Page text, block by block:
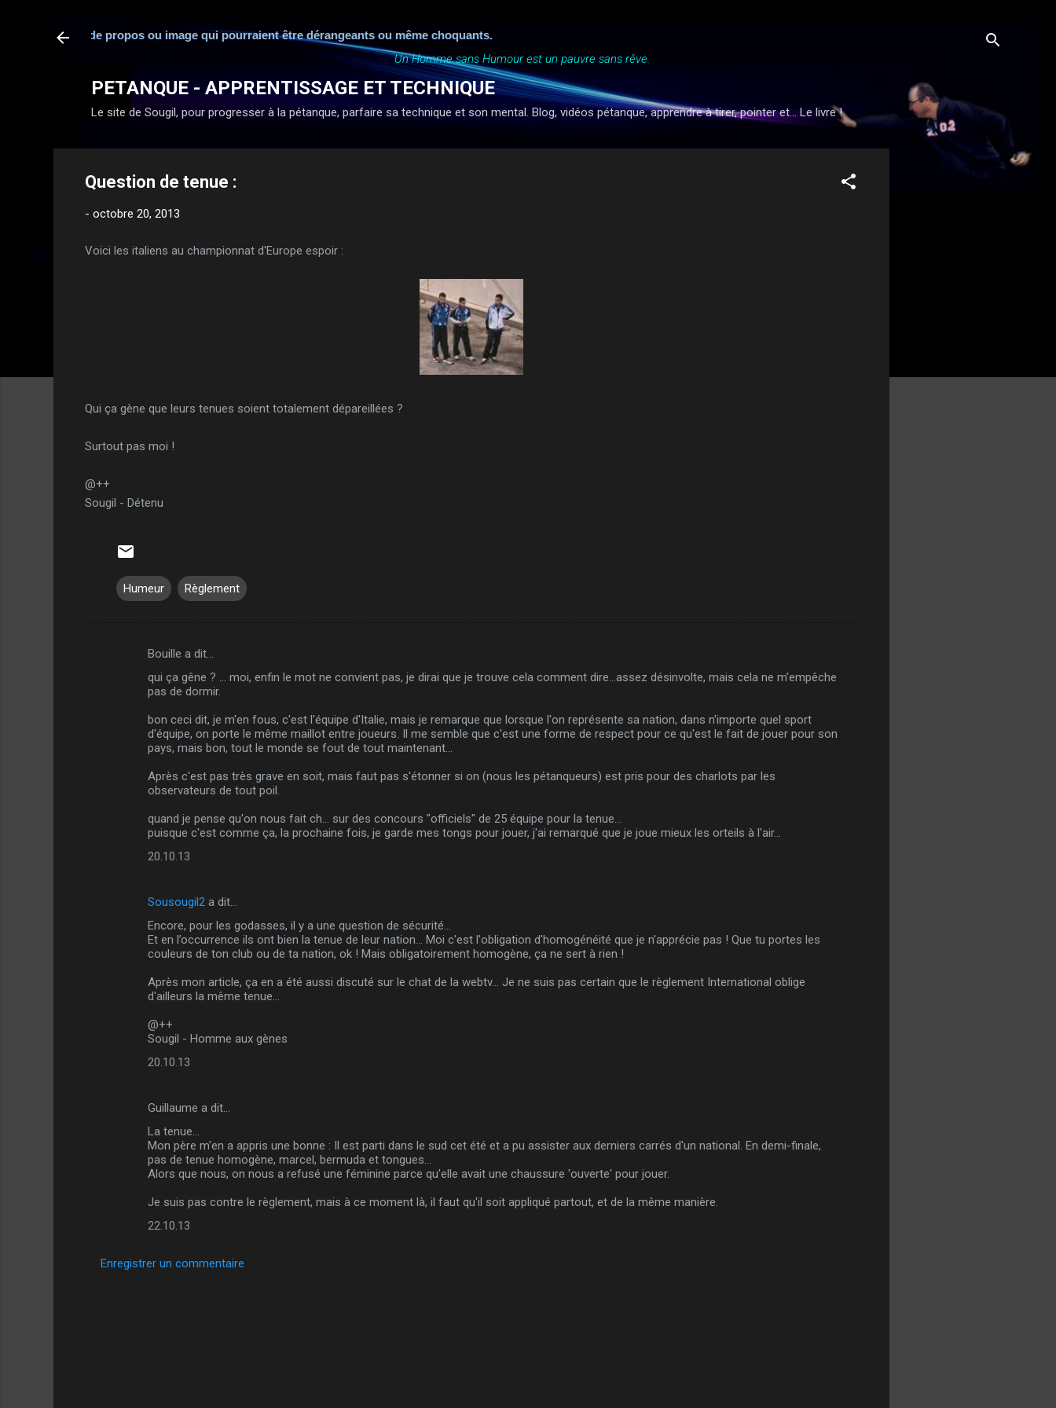
cas de propos ou image qui pourraient être dérangeants ou même choquants.
Un Homme sans Humour est un pauvre sans rêve.
PETANQUE - APPRENTISSAGE ET TECHNIQUE
Le site de Sougil, pour progresser à la pétanque, parfaire sa technique et son mental. Blog, vidéos pétanque, apprendre à tirer, pointer et... Le livre !
Question de tenue :
- octobre 20, 2013
Voici les italiens au championnat d'Europe espoir :
Qui ça gène que leurs tenues soient totalement dépareillées ?
Surtout pas moi !
@++
Sougil - Détenu
Humeur Règlement
Bouille a dit…
qui ça gêne ? ... moi, enfin le mot ne convient pas, je dirai que je trouve cela comment dire...assez désinvolte, mais cela ne m'empêche
pas de dormir.
bon ceci dit, je m'en fous, c'est l'équipe d'Italie, mais je remarque que lorsque l'on représente sa nation, dans n'importe quel sport
d'équipe, on porte le même maillot entre joueurs. Il me semble que c'est une forme de respect pour ce qu'est le fait de jouer pour son
pays, mais bon, tout le monde se fout de tout maintenant...
Après c'est pas très grave en soit, mais faut pas s'étonner si on (nous les pétanqueurs) est pris pour des charlots par les
observateurs de tout poil.
quand je pense qu'on nous fait ch... sur des concours "officiels" de 25 équipe pour la tenue...
puisque c'est comme ça, la prochaine fois, je garde mes tongs pour jouer, j'ai remarqué que je joue mieux les orteils à l'air...
20.10.13
Sousougil2 a dit…
Encore, pour les godasses, il y a une question de sécurité...
Et en l’occurrence ils ont bien la tenue de leur nation... Moi c'est l'obligation d'homogénéité que je n'apprécie pas ! Que tu portes les
couleurs de ton club ou de ta nation, ok ! Mais obligatoirement homogène, ça ne sert à rien !
Après mon article, ça en a été aussi discuté sur le chat de la webtv... Je ne suis pas certain que le règlement International oblige
d'ailleurs la même tenue...
@++
Sougil - Homme aux gènes
20.10.13
Guillaume a dit…
La tenue...
Mon père m'en a appris une bonne : Il est parti dans le sud cet été et a pu assister aux derniers carrés d'un national. En demi-finale,
pas de tenue homogène, marcel, bermuda et tongues...
Alors que nous, on nous a refusé une féminine parce qu'elle avait une chaussure 'ouverte' pour jouer.
Je suis pas contre le règlement, mais à ce moment là, il faut qu'il soit appliqué partout, et de la même manière.
22.10.13
Enregistrer un commentaire